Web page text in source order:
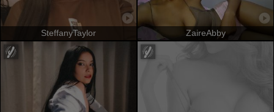
SteffanyTaylor ZaireAbby